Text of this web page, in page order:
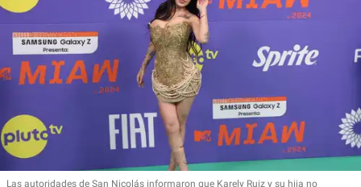
Las autoridades de San Nicolás informaron que Karely Ruiz y su hija no